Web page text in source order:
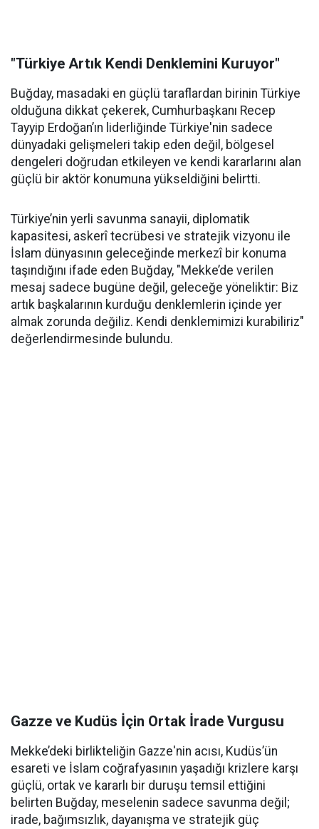
"Türkiye Artık Kendi Denklemini Kuruyor"
Buğday, masadaki en güçlü taraflardan birinin Türkiye
olduğuna dikkat çekerek, Cumhurbaşkanı Recep
Tayyip Erdoğan’ın liderliğinde Türkiye'nin sadece
dünyadaki gelişmeleri takip eden değil, bölgesel
dengeleri doğrudan etkileyen ve kendi kararlarını alan
güçlü bir aktör konumuna yükseldiğini belirtti.
Türkiye’nin yerli savunma sanayii, diplomatik
kapasitesi, askerî tecrübesi ve stratejik vizyonu ile
İslam dünyasının geleceğinde merkezî bir konuma
taşındığını ifade eden Buğday, "Mekke’de verilen
mesaj sadece bugüne değil, geleceğe yöneliktir: Biz
artık başkalarının kurduğu denklemlerin içinde yer
almak zorunda değiliz. Kendi denklemimizi kurabiliriz"
değerlendirmesinde bulundu.
Gazze ve Kudüs İçin Ortak İrade Vurgusu
Mekke’deki birlikteliğin Gazze'nin acısı, Kudüs’ün
esareti ve İslam coğrafyasının yaşadığı krizlere karşı
güçlü, ortak ve kararlı bir duruşu temsil ettiğini
belirten Buğday, meselenin sadece savunma değil;
irade, bağımsızlık, dayanışma ve stratejik güç